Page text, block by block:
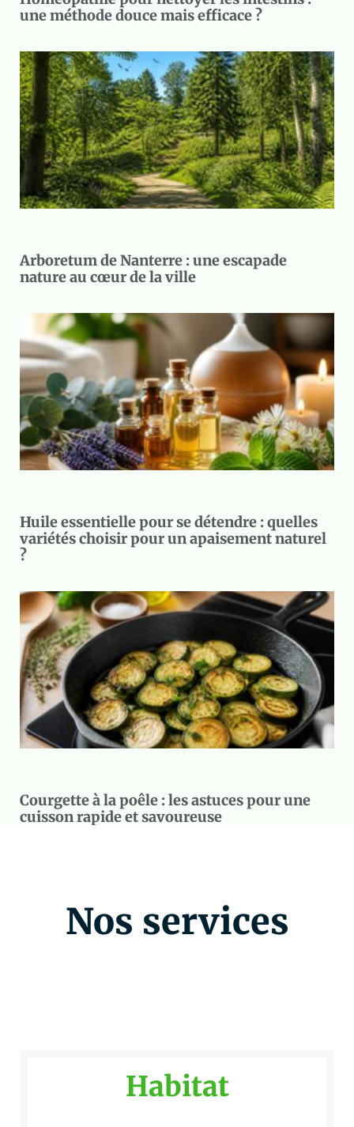
une méthode douce mais efficace ?
Arboretum de Nanterre : une escapade
nature au cœur de la ville
Huile essentielle pour se détendre : quelles
variétés choisir pour un apaisement naturel
?
Courgette à la poêle : les astuces pour une
cuisson rapide et savoureuse
Nos services
Habitat